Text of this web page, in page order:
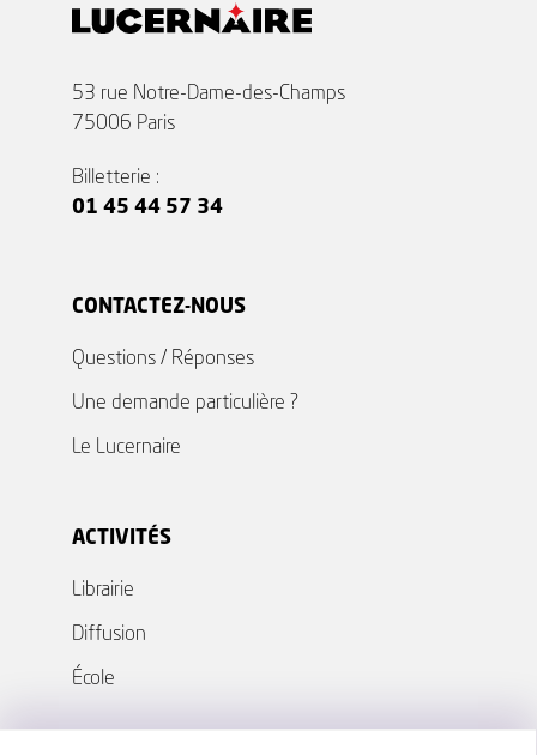
53 rue Notre-Dame-des-Champs
75006 Paris
Billetterie :
01 45 44 57 34
CONTACTEZ-NOUS
Questions / Réponses
Une demande particulière ?
Le Lucernaire
ACTIVITÉS
Librairie
Diffusion
École